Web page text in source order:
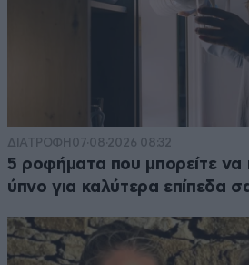
ΔΙΑΤΡΟΦΗ 07·08·2026 08:32
5 ροφήματα που μπορείτε να
ύπνο για καλύτερα επίπεδα